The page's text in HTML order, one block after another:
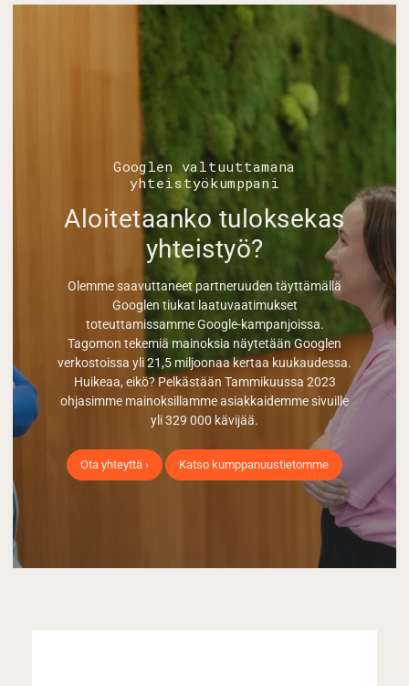
Googlen valtuuttamana
yhteistyökumppani
Aloitetaanko tuloksekas
yhteistyö?
Olemme saavuttaneet partneruuden täyttämällä
Googlen tiukat laatuvaatimukset
toteuttamissamme Google-kampanjoissa.
Tagomon tekemiä mainoksia näytetään Googlen
verkostoissa yli 21,5 miljoonaa kertaa kuukaudessa.
Huikeaa, eikö? Pelkästään Tammikuussa 2023
ohjasimme mainoksillamme asiakkaidemme sivuille
yli 329 000 kävijää.
Ota yhteyttä › Katso kumppanuustietomme